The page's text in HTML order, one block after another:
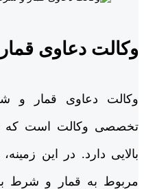
وکالت دعاوی
وکالت دعاوی قمار و
تخصصی وکالت است که
بالایی دارد. در این
مربوط به قمار و شرط